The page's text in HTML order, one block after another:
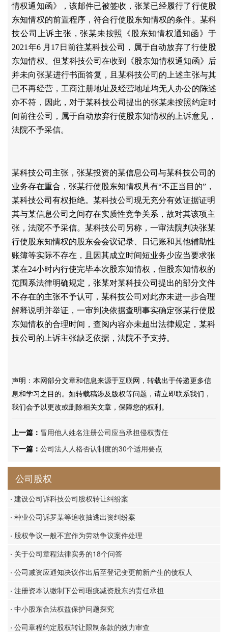
情权通知函》，该邮件已被签收，张某已经履行了行使股
东知情权的前置程序，符合行使股东知情权的条件。某科
技公司上诉主张，张某未按照《股东知情权通知函》于
2021年6 月17日前往某科技公司，属于自动放弃了行使股
东知情权。但某科技公司在收到《股东知情权通知函》后
并未向张某进行书面答复，且某科技公司的上述主张与其
已不再经营，工商注册地址及经营地址均无人办公的陈述
亦不符，因此，对于某科技公司提出的张某未按照约定时
间前往公司，属于自动放弃行使股东知情权的上诉意见，
法院不予采信。
某科技公司主张，张某投资的某信息公司与某科技公司的
业务存在重合，张某行使股东知情权具有“不正当目的”，
某科技公司有权拒绝。某科技公司现无充分有效证据证明
其与某信息公司之间存在实质性竞争关系，故对其该项主
张，法院不予采信。某科技公司另称，一审法院判决张某
行使股东知情权的股东会会议记录、日记账和其他辅助性
账簿等实际不存在，且因其成立时间短业务少应当要求张
某在24小时内行使完毕本次股东知情权，但股东知情权的
范围系法律明确规定，张某对某科技公司提出的部分文件
不存在的主张不予认可，某科技公司对此亦未进一步合理
解释说明并举证，一审判决依据查明事实确定张某行使股
东知情权的合理时间，查阅内容亦未超出法律规定，某科
技公司的上诉主张缺乏依据，法院不予支持。
声明：本网部分文章和信息来源于互联网，转载出于传递更多信
息和学习之目的。如转载稿涉及版权等问题，请立即联系我们，
我们会予以更改或删除相关文章，保障您的权利。
上一篇： 冒用他人姓名注册公司应当承担侵权责任
下一篇：公司法人人格否认制度的30个适用要点
公司股权
· 建设公司诉科技公司股权转让纠纷案
· 种业公司诉罗某等追收抽逃出资纠纷案
· 股权争议一般不宜作为劳动争议案件处理
· 关于公司章程法律实务的18个问答
· 公司减资应通知决议作出后至登记变更前新产生的债权人
· 注册资本认缴制下公司瑕疵减资股东的责任承担
· 中小股东合法权益保护问题探究
· 公司章程约定股权转让限制条款的效力审查